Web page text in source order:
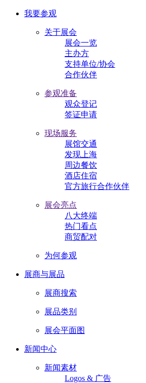
我要参观
关于展会
展会一览
主办方
支持单位/协会
合作伙伴
参观准备
观众登记
签证申请
现场服务
展馆交通
发现上海
周边餐饮
酒店住宿
官方旅行合作伙伴
展会亮点
八大终端
热门看点
商贸配对
为何参观
展商与展品
展商搜索
展品类别
展会平面图
新闻中心
新闻素材
Logos & 广告